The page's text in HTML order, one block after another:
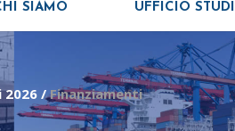
SIAMO UFFICIO STUDI
2026 /Finanziamenti